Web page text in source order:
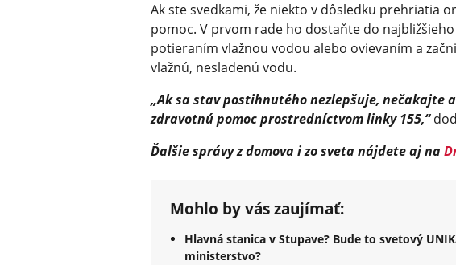
Ak ste svedkami, že niekto v dôsledku prehriatia
pomoc. V prvom rade ho dostaňte do
potieraním vlažnou vodou alebo ovievaním a
vlažnú, nesladenú vodu.
„Ak sa stav postihnutého nezlepšuje, nečakajte
zdravotnú pomoc prostredníctvom linky 155,“
Ďalšie správy z domova i zo sveta nájdete aj na
Mohlo by vás zaujímať:
Hlavná stanica v Stupave? Bude to svetový
ministerstvo?